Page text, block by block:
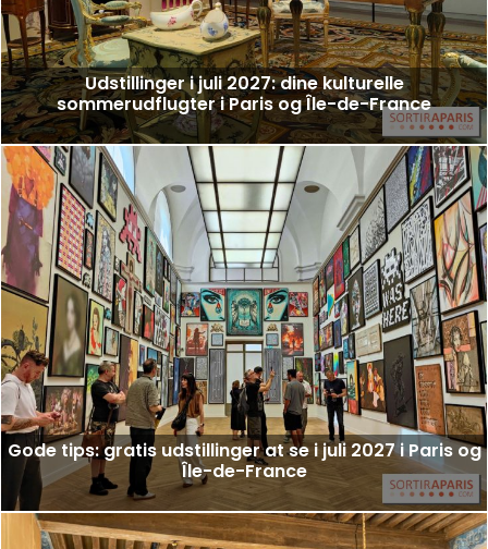
Udstillinger i juli 2027: dine kulturelle
sommerudflugter i Paris og Île-de-France
Gode tips: gratis udstillinger at se i juli 2027 i Paris og
Île-de-France